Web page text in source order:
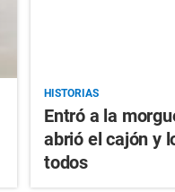
HISTORIAS
Entró a la
abrió el cajón y
todos